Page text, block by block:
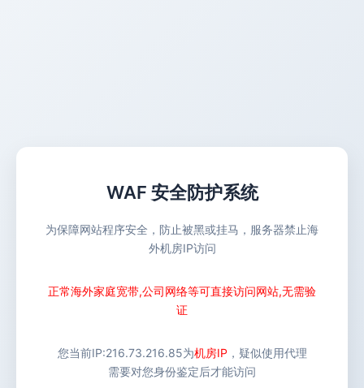
WAF 安全防护系统
为保障网站程序安全，防止被黑或挂马，服务器禁止海
外机房IP访问
正常海外家庭宽带,公司网络等可直接访问网站,无需验
证
您当前IP:216.73.216.85为机房IP ，疑似使用代理
需要对您身份鉴定后才能访问